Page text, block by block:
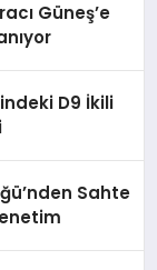
Güneş’e
D9 İkili
Sahte